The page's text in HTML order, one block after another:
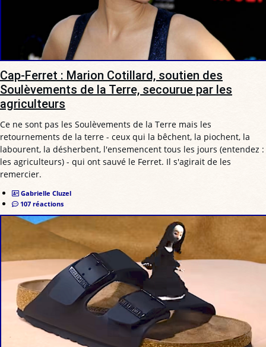
Cap-Ferret : Marion Cotillard, soutien des
Soulèvements de la Terre, secourue par les
agriculteurs
Ce ne sont pas les Soulèvements de la Terre mais les
retournements de la terre - ceux qui la bêchent, la piochent, la
labourent, la désherbent, l'ensemencent tous les jours (entendez :
les agriculteurs) - qui ont sauvé le Ferret. Il s'agirait de les
remercier.
Gabrielle Cluzel
107 réactions